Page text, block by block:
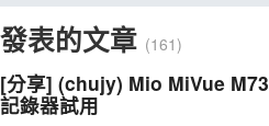
發表的文章 (161)
[分享] (chujy) Mio MiVue
記錄器試用